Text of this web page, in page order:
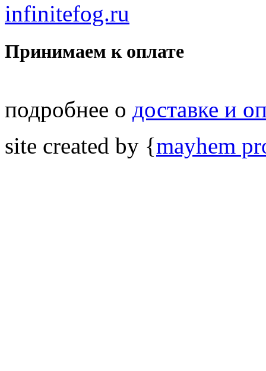
infinitefog.ru
Принимаем к оплате
подробнее о доставке и
site created by {mayhem